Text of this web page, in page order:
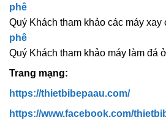
phê
Quý Khách tham khảo các máy xay
phê
Quý Khách tham khảo máy làm đá
Trang mạng:
https://thietbibepaau.com/
https://www.facebook.com/